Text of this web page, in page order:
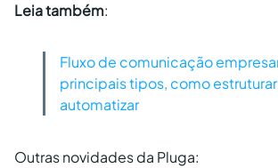
Leia também:
Fluxo de comunicação
principais tipos, como
automatizar
Outras novidades da Pluga: